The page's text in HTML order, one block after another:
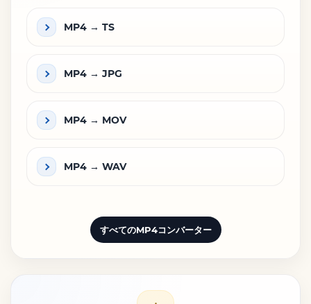
MP4 → TS
MP4 → JPG
MP4 → MOV
MP4 → WAV
すべてのMP4コンバーター